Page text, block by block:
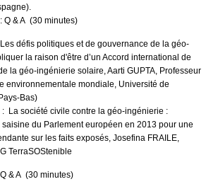
: Q & A (30 minutes)
défis politiques et de gouvernance de la géo-
la raison d'être d’un Accord international de
la géo-ingénierie solaire, Aarti GUPTA, Professeur
environnementale mondiale, Université de
Bas)
: La société civile contre la géo-ingénierie :
saisine du Parlement européen en 2013 pour une
sur les faits exposés, Josefina FRAILE,
TerraSOStenible
& A (30 minutes)